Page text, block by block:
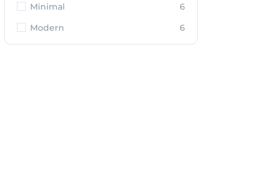
Minimal
6
Modern
6